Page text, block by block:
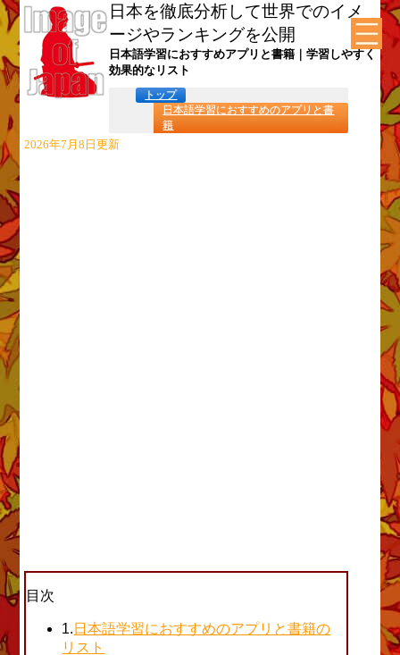
日本を徹底分析して世界でのイメ
ージやランキングを公開
日本語学習におすすめアプリと書籍｜学習しやすく
効果的なリスト
トップ
日本語学習におすすめのアプリと書
籍
2026年7月8日更新
目次
1. 日本語学習におすすめのアプリと書籍の
リスト